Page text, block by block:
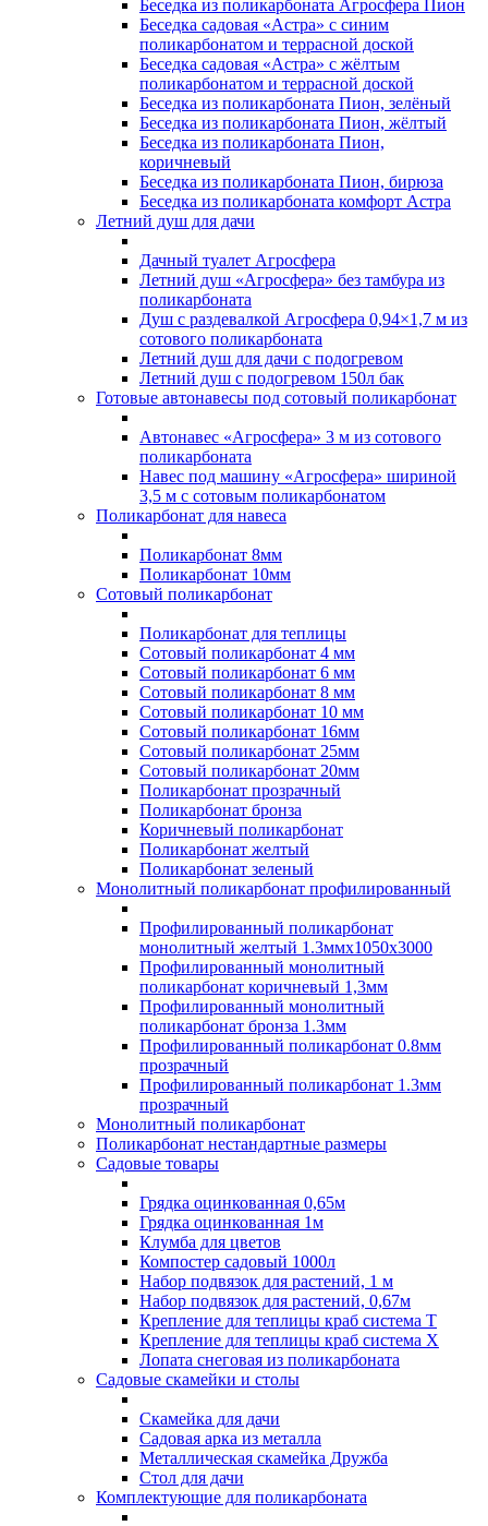
Беседка из поликарбоната Агросфера Пион
Беседка садовая «Астра» с синим
поликарбонатом и террасной доской
Беседка садовая «Астра» с жёлтым
поликарбонатом и террасной доской
Беседка из поликарбоната Пион, зелёный
Беседка из поликарбоната Пион, жёлтый
Беседка из поликарбоната Пион,
коричневый
Беседка из поликарбоната Пион, бирюза
Беседка из поликарбоната комфорт Астра
Летний душ для дачи
Дачный туалет Агросфера
Летний душ «Агросфера» без тамбура из
поликарбоната
Душ с раздевалкой Агросфера 0,94×1,7 м из
сотового поликарбоната
Летний душ для дачи с подогревом
Летний душ с подогревом 150л бак
Готовые автонавесы под сотовый поликарбонат
Автонавес «Агросфера» 3 м из сотового
поликарбоната
Навес под машину «Агросфера» шириной
3,5 м с сотовым поликарбонатом
Поликарбонат для навеса
Поликарбонат 8мм
Поликарбонат 10мм
Сотовый поликарбонат
Поликарбонат для теплицы
Сотовый поликарбонат 4 мм
Сотовый поликарбонат 6 мм
Сотовый поликарбонат 8 мм
Сотовый поликарбонат 10 мм
Сотовый поликарбонат 16мм
Сотовый поликарбонат 25мм
Сотовый поликарбонат 20мм
Поликарбонат прозрачный
Поликарбонат бронза
Коричневый поликарбонат
Поликарбонат желтый
Поликарбонат зеленый
Монолитный поликарбонат профилированный
Профилированный поликарбонат
монолитный желтый 1.3ммх1050х3000
Профилированный монолитный
поликарбонат коричневый 1,3мм
Профилированный монолитный
поликарбонат бронза 1.3мм
Профилированный поликарбонат 0.8мм
прозрачный
Профилированный поликарбонат 1.3мм
прозрачный
Монолитный поликарбонат
Поликарбонат нестандартные размеры
Садовые товары
Грядка оцинкованная 0,65м
Грядка оцинкованная 1м
Клумба для цветов
Компостер садовый 1000л
Набор подвязок для растений, 1 м
Набор подвязок для растений, 0,67м
Крепление для теплицы краб система Т
Крепление для теплицы краб система Х
Лопата снеговая из поликарбоната
Садовые скамейки и столы
Скамейка для дачи
Садовая арка из металла
Металлическая скамейка Дружба
Стол для дачи
Комплектующие для поликарбоната